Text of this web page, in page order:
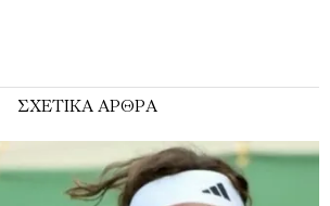
ΣΧΕΤΙΚΑ ΑΡΘΡΑ